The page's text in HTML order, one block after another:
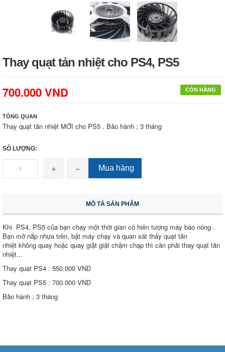
Thay quạt tản nhiệt cho PS4, PS5
CÒN HÀNG
700.000 VND
TỔNG QUAN
Thay quạt tản nhiệt MỚI cho PS5 . Bảo hành ; 3 tháng
SỐ LƯỢNG:
Mua hàng
MÔ TẢ SẢN PHẨM
Khi PS4, PS5 của bạn chạy một thời gian có hiên tượng máy báo nóng .
Bạn mở nắp nhựa trên, bật máy chạy và quan sát thấy quạt tản
nhiệt không quay hoặc quay giật giật chậm chạp thì cần phải thay quạt tản
nhiệt...
Thay quạt PS4 : 550.000 VND
Thay quạt PS5 : 700.000 VND
Bảo hành ; 3 tháng